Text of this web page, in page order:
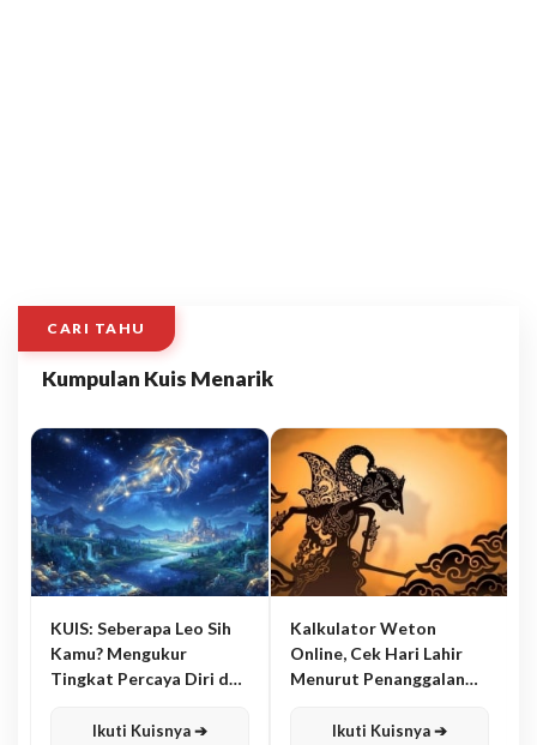
CARI TAHU
Kumpulan Kuis Menarik
KUIS: Seberapa Leo Sih
Kamu? Mengukur
Tingkat Percaya Diri dan
Ikuti Kuisnya ➔
Kalkulator Weton
Online, Cek Hari Lahir
Menurut Penanggalan
Ikuti Kuisnya ➔